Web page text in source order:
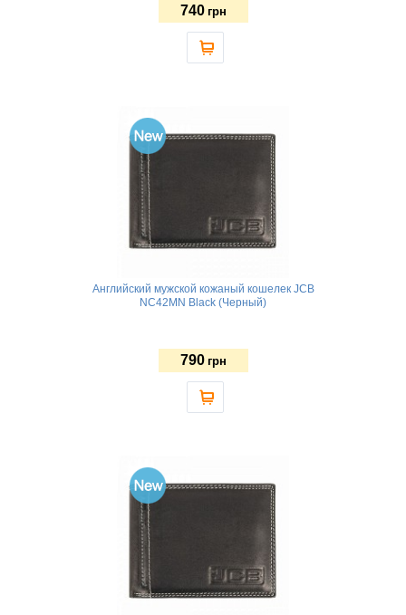
740 грн
Английский мужской кожаный кошелек JCB
NC42MN Black (Черный)
790 грн